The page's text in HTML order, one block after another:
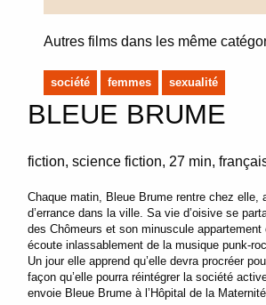
Autres films dans les même
société femmes sexualité
BLEUE BRUME
fiction science fiction 27 min
Chaque matin, Bleue Brume rentre chez elle,
d’errance dans la ville. Sa vie d’oisive se
des Chômeurs et son minuscule appartement
écoute inlassablement de la musique punk-
Un jour elle apprend qu’elle devra procréer
façon qu’elle pourra réintégrer la société
envoie Bleue Brume à l’Hôpital de la Maternité